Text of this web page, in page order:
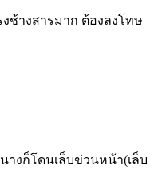
งช้างสารมาก ต้องลงโทษ
างก็โดนเล็บข่วนหน้า(เล็บ